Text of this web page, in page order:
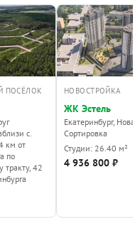
ПОСЁЛОК
с.
км от
по
тракту, 42
НОВОСТРОЙКА
ЖК Эстель
Екатеринбург, Новая
Сортировка
Студии: 26.40 м²
4 936 800 ₽